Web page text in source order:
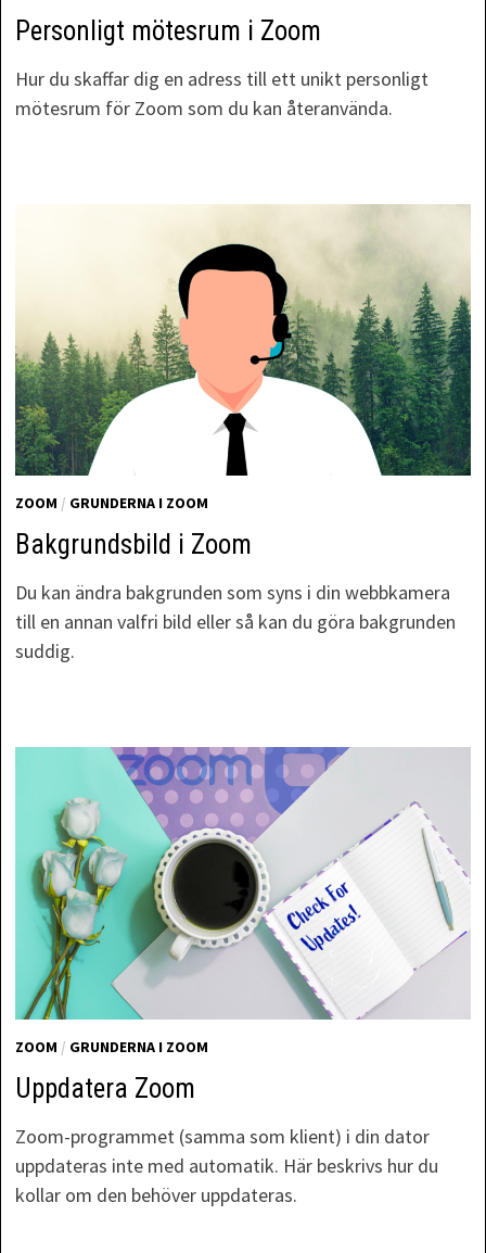
Personligt mötesrum i Zoom
Hur du skaffar dig en adress till ett unikt personligt
mötesrum för Zoom som du kan återanvända.
ZOOM / GRUNDERNA I ZOOM
Bakgrundsbild i Zoom
Du kan ändra bakgrunden som syns i din webbkamera
till en annan valfri bild eller så kan du göra bakgrunden
suddig.
ZOOM / GRUNDERNA I ZOOM
Uppdatera Zoom
Zoom-programmet (samma som klient) i din dator
uppdateras inte med automatik. Här beskrivs hur du
kollar om den behöver uppdateras.